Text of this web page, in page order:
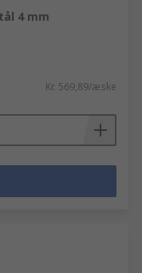
4 mm
Kr. 569,89/æske